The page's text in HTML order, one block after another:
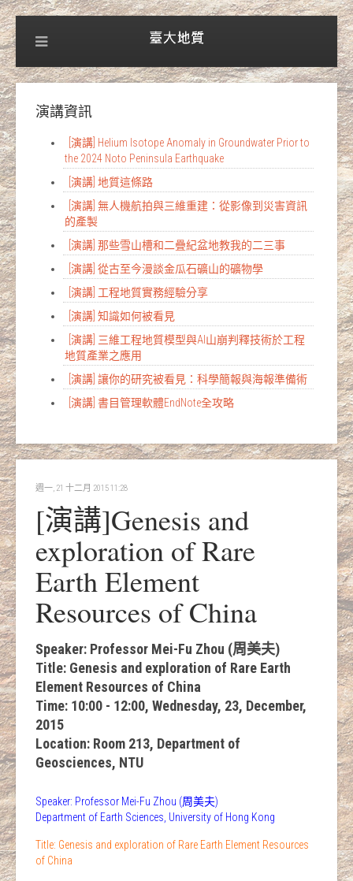
演講資訊
[演講] Helium Isotope Anomaly in Groundwater Prior to
the 2024 Noto Peninsula Earthquake
[演講] 地質這條路
[演講] 無人機航拍與三維重建：從影像到災害資訊
的產製
[演講] 那些雪山槽和二疊紀盆地教我的二三事
[演講] 從古至今漫談金瓜石礦山的礦物學
[演講] 工程地質實務經驗分享
[演講] 知識如何被看見
[演講] 三維工程地質模型與AI山崩判釋技術於工程
地質產業之應用
[演講] 讓你的研究被看見：科學簡報與海報準備術
[演講] 書目管理軟體EndNote全攻略
週一, 21 十二月 2015 11:28
[演講]Genesis and
exploration of Rare
Earth Element
Resources of China
Speaker: Professor Mei-Fu Zhou (周美夫)
Title: Genesis and exploration of Rare Earth
Element Resources of China
Time: 10:00 - 12:00, Wednesday, 23, December,
2015
Location: Room 213, Department of
Geosciences, NTU
Speaker: Professor Mei-Fu Zhou (周美夫)
Department of Earth Sciences, University of Hong Kong
Title: Genesis and exploration of Rare Earth Element Resources
of China